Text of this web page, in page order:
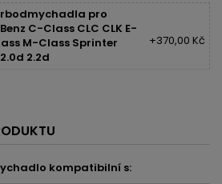
pro
C-Class CLC CLK E-
M-Class Sprinter
2.2d
+370,00 Kč
kompatibilní s: